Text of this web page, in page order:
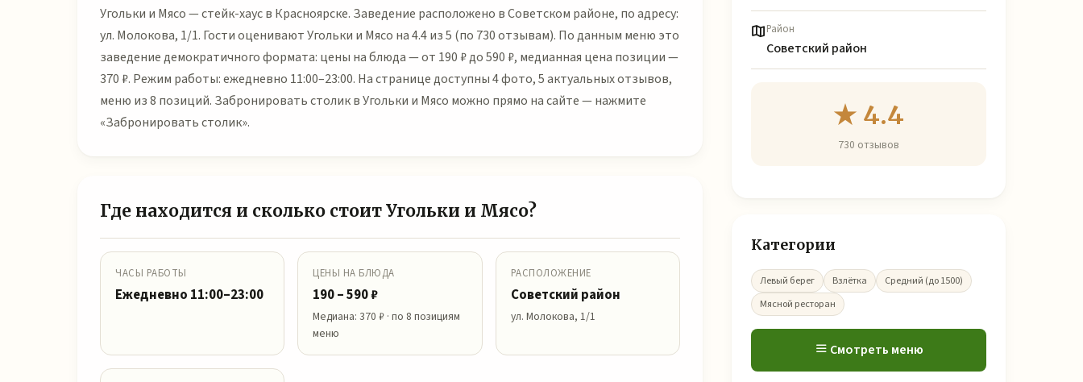
Угольки и Мясо — стейк-хаус в Красноярске. Заведение расположено в Советском районе, по адресу:
ул. Молокова, 1/1. Гости оценивают Угольки и Мясо на 4.4 из 5 (по 730 отзывам). По данным меню это
заведение демократичного формата: цены на блюда — от 190 ₽ до 590 ₽, медианная цена позиции —
370 ₽. Режим работы: ежедневно 11:00–23:00. На странице доступны 4 фото, 5 актуальных отзывов,
меню из 8 позиций. Забронировать столик в Угольки и Мясо можно прямо на сайте — нажмите
«Забронировать столик».
Где находится и сколько стоит Угольки и Мясо?
ЧАСЫ РАБОТЫ
Ежедневно 11:00–23:00
ЦЕНЫ НА БЛЮДА
190 – 590 ₽
Медиана: 370 ₽ · по 8 позициям
меню
РАСПОЛОЖЕНИЕ
Советский район
ул. Молокова, 1/1
Район
Советский район
★ 4.4
730 отзывов
Категории
Левый берег Взлётка
Средний (до 1500)
Мясной ресторан
Смотреть меню